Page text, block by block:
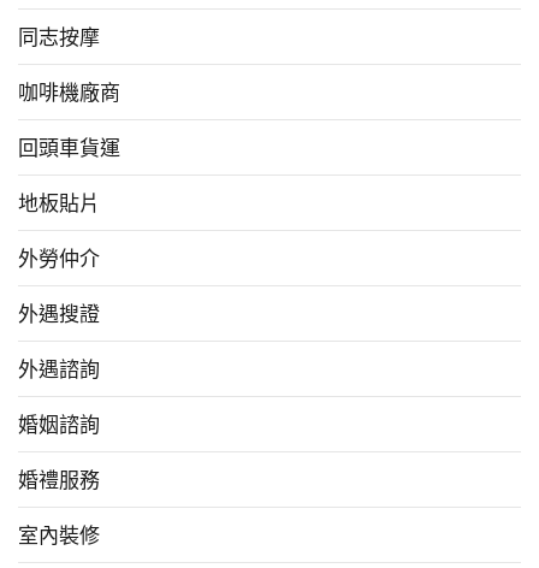
同志按摩
咖啡機廠商
回頭車貨運
地板貼片
外勞仲介
外遇搜證
外遇諮詢
婚姻諮詢
婚禮服務
室內裝修